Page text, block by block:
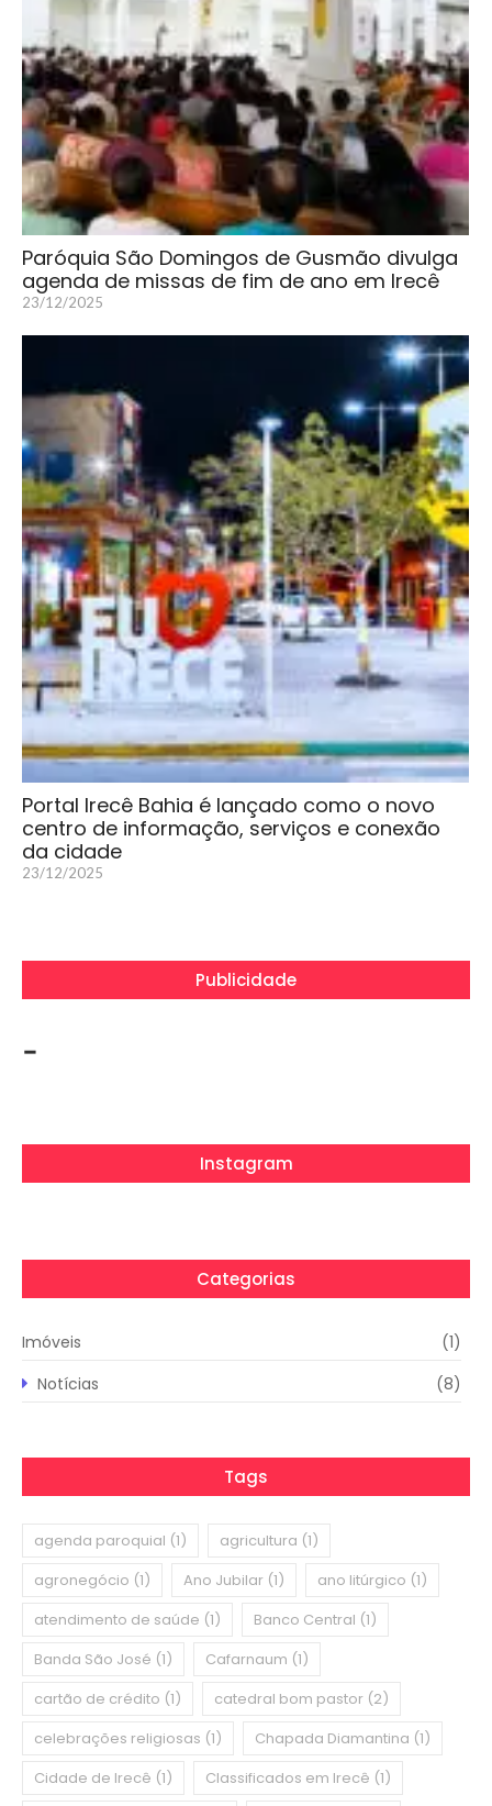
Paróquia São Domingos de Gusmão divulga
agenda de missas de fim de ano em Irecê
23/12/2025
Portal Irecê Bahia é lançado como o novo
centro de informação, serviços e conexão
da cidade
23/12/2025
Publicidade
-
Instagram
Categorias
Imóveis
(1)
Notícias
(8)
Tags
agenda paroquial (1) agricultura (1)
agronegócio (1) Ano Jubilar (1) ano litúrgico (1)
atendimento de saúde (1) Banco Central (1)
Banda São José (1) Cafarnaum (1)
cartão de crédito (1) catedral bom pastor (2)
celebrações religiosas (1) Chapada Diamantina (1)
Cidade de Irecê (1) Classificados em Irecê (1)